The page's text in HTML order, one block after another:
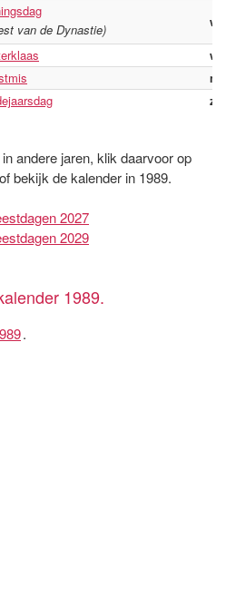
van de Dynastie)
andere jaren, klik daarvoor op
bekijk de kalender in 1989.
2027
2029
1989.
.